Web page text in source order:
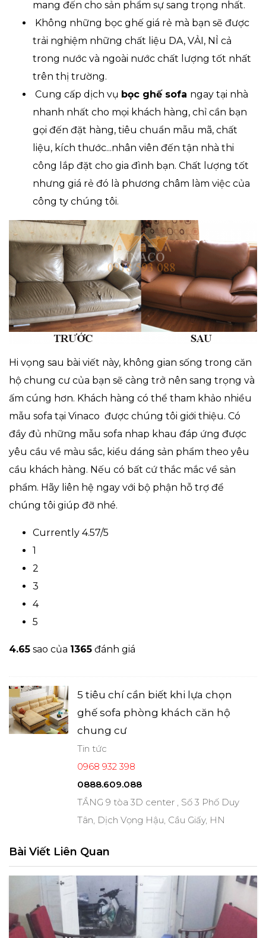
mang đến cho sản phẩm sự sang trọng nhất.
Không những bọc ghế giá rẻ mà bạn sẽ được
trải nghiệm những chất liệu DA, VẢI, NỈ cả
trong nước và ngoài nước chất lượng tốt nhất
trên thị trường.
Cung cấp dịch vụ bọc ghế sofa ngay tại nhà
nhanh nhất cho mọi khách hàng, chỉ cần bạn
gọi đến đặt hàng, tiêu chuẩn mẫu mã, chất
liệu, kích thước...nhân viên đến tận nhà thi
công lắp đặt cho gia đình bạn. Chất lượng tốt
nhưng giá rẻ đó là phương châm làm việc của
công ty chúng tôi.
Hi vọng sau bài viết này, không gian sống trong căn
hộ chung cư của bạn sẽ càng trở nên sang trọng và
ấm cúng hơn. Khách hàng có thể tham khảo nhiều
mẫu sofa tại Vinaco được chúng tôi giới thiệu. Có
đầy đủ những mẫu sofa nhap khau đáp ứng được
yêu cầu về màu sắc, kiểu dáng sản phẩm theo yêu
cầu khách hàng. Nếu có bất cứ thắc mắc về sản
phẩm. Hãy liên hệ ngay với bộ phận hỗ trợ để
chúng tôi giúp đỡ nhé.
Currently 4.57/5
1
2
3
4
5
4.65 sao của 1365 đánh giá
5 tiêu chí cần biết khi lựa chọn
ghế sofa phòng khách căn hộ
chung cư
Tin tức
0968 932 398
0888.609.088
TẦNG 9 tòa 3D center , Số 3 Phố Duy
Tân, Dịch Vọng Hậu, Cầu Giấy, HN
Bài Viết Liên Quan